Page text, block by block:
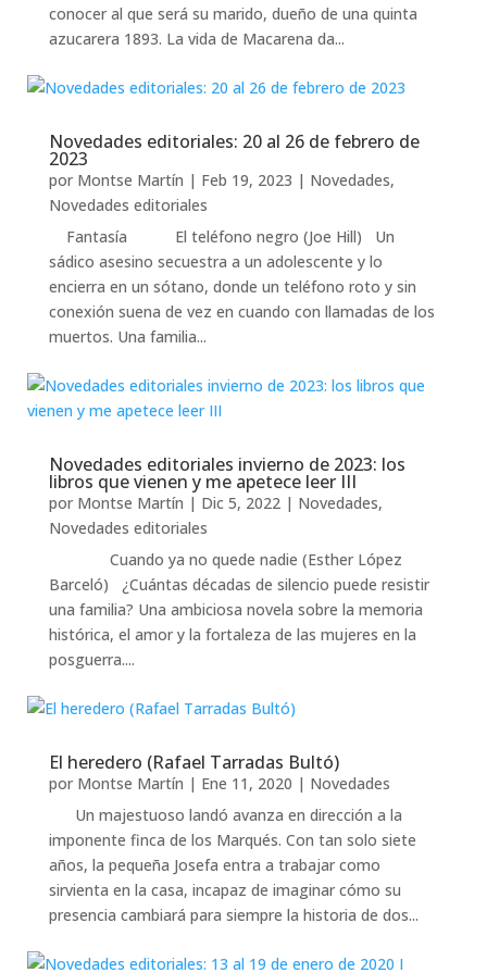
conocer al que será su marido, dueño de una quinta
azucarera 1893. La vida de Macarena da...
Novedades editoriales: 20 al 26 de febrero de
2023
por Montse Martín | Feb 19, 2023 | Novedades,
Novedades editoriales
Fantasía El teléfono negro (Joe Hill) Un
sádico asesino secuestra a un adolescente y lo
encierra en un sótano, donde un teléfono roto y sin
conexión suena de vez en cuando con llamadas de los
muertos. Una familia...
Novedades editoriales invierno de 2023: los
libros que vienen y me apetece leer III
por Montse Martín | Dic 5, 2022| Novedades,
Novedades editoriales
Cuando ya no quede nadie (Esther López
Barceló) ¿Cuántas décadas de silencio puede resistir
una familia? Una ambiciosa novela sobre la memoria
histórica, el amor y la fortaleza de las mujeres en la
posguerra....
El heredero (Rafael Tarradas Bultó)
por Montse Martín | Ene 11, 2020 | Novedades
Un majestuoso landó avanza en dirección a la
imponente finca de los Marqués. Con tan solo siete
años, la pequeña Josefa entra a trabajar como
sirvienta en la casa, incapaz de imaginar cómo su
presencia cambiará para siempre la historia de dos...